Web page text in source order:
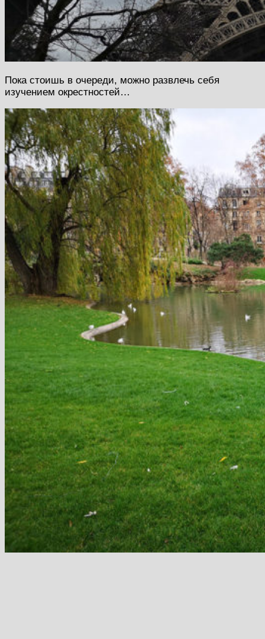
Пока стоишь в очереди, можно развлечь себя
изучением окрестностей…